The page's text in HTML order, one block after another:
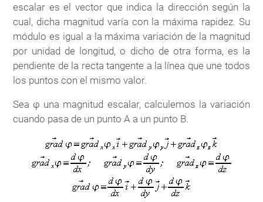
escalar es el vector que indica la dirección según la
cual, dicha magnitud varía con la máxima rapidez. Su
módulo es igual a la máxima variación de la magnitud
por unidad de longitud, o dicho de otra forma, es la
pendiente de la recta tangente a la línea que une todos
los puntos con el mismo valor.
Sea φ una magnitud escalar, calculemos la variación
cuando pasa de un punto A a un punto B.